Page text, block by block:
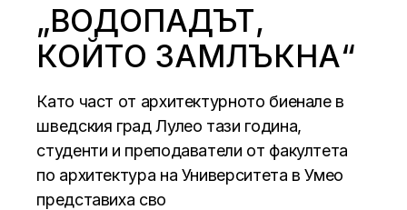
„ВОДОПАДЪТ,
КОЙТО ЗАМЛЪКНА“
Като част от архитектурното биенале в
шведския град Лулео тази година,
студенти и преподаватели от факултета
по архитектура на Университета в Умео
представиха сво